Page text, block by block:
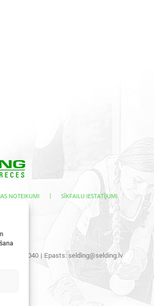
NOTEIKUMI | SĪKFAILU IESTATĪJUMI
29400040 | Epasts: selding@selding.lv